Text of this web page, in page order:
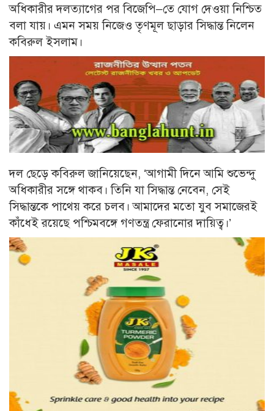
অধিকারীর দলত্যাগের পর বিজেপি–তে যোগ দেওয়া নিশ্চিত
বলা যায়। এমন সময় নিজেও তৃণমূল ছাড়ার সিদ্ধান্ত নিলেন
কবিরুল ইসলাম।
দল ছেড়ে কবিরুল জানিয়েছেন, ‘‌আগামী দিনে আমি শুভেন্দু
অধিকারীর সঙ্গে থাকব। তিনি যা সিদ্ধান্ত নেবেন, সেই
সিদ্ধান্তকে পাথেয় করে চলব। আমাদের মতো যুব সমাজেরই
কাঁধেই রয়েছে পশ্চিমবঙ্গে গণতন্ত্র ফেরানোর দায়িত্ব।’‌